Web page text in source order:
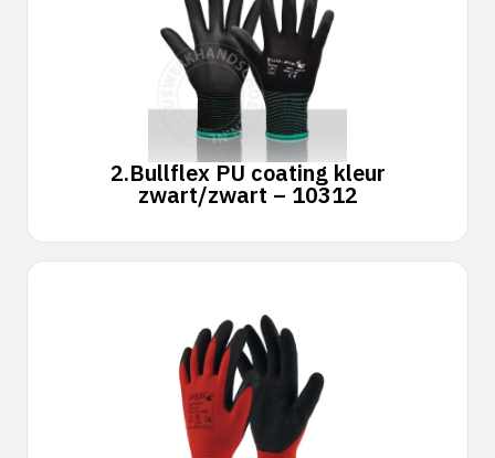
2.Bullflex PU coating kleur
zwart/zwart – 10312